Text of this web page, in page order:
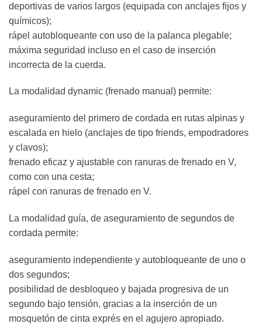
deportivas de varios largos (equipada con anclajes fijos y
químicos);
rápel autobloqueante con uso de la palanca plegable;
máxima seguridad incluso en el caso de inserción
incorrecta de la cuerda.
La modalidad dynamic (frenado manual) permite:
aseguramiento del primero de cordada en rutas alpinas y
escalada en hielo (anclajes de tipo friends, empodradores
y clavos);
frenado eficaz y ajustable con ranuras de frenado en V,
como con una cesta;
rápel con ranuras de frenado en V.
La modalidad guía, de aseguramiento de segundos de
cordada permite:
aseguramiento independiente y autobloqueante de uno o
dos segundos;
posibilidad de desbloqueo y bajada progresiva de un
segundo bajo tensión, gracias a la inserción de un
mosquetón de cinta exprés en el agujero apropiado.